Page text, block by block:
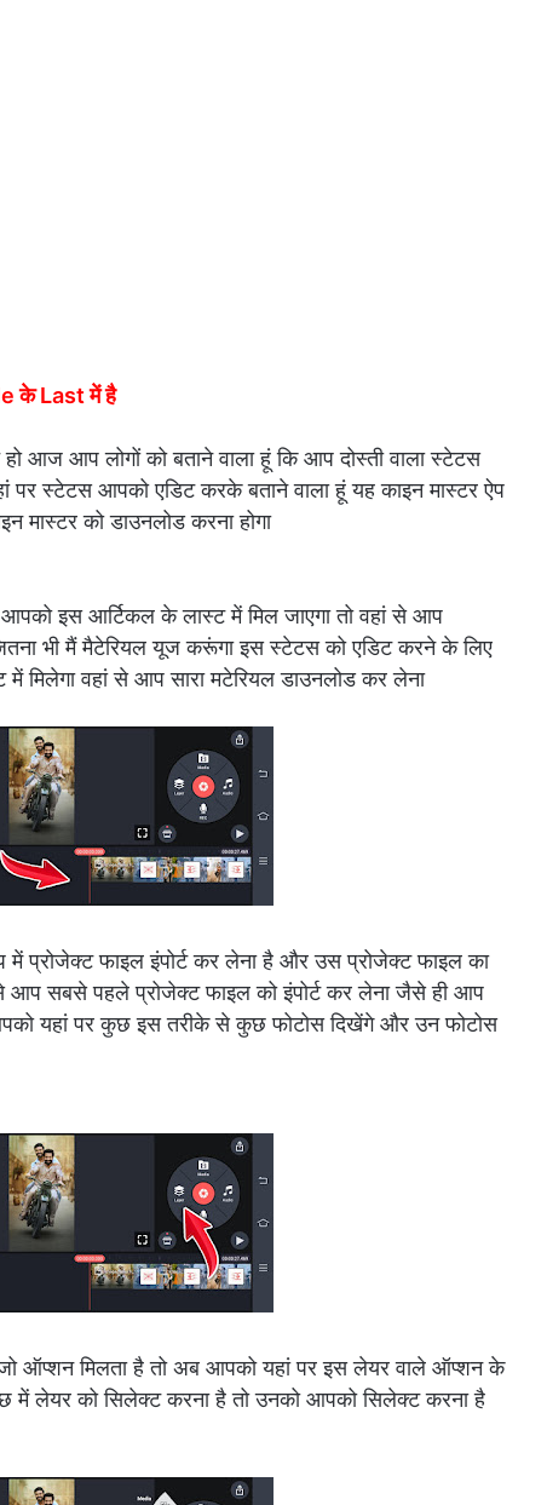
के Last में है
आज आप लोगों को बताने वाला हूं कि आप दोस्ती वाला स्टेटस
स्टेटस आपको एडिट करके बताने वाला हूं यह काइन मास्टर ऐप
को डाउनलोड करना होगा
इस आर्टिकल के लास्ट में मिल जाएगा तो वहां से आप
भी मैं मैटेरियल यूज करूंगा इस स्टेटस को एडिट करने के लिए
मिलेगा वहां से आप सारा मटेरियल डाउनलोड कर लेना
प्रोजेक्ट फाइल इंपोर्ट कर लेना है और उस प्रोजेक्ट फाइल का
आप सबसे पहले प्रोजेक्ट फाइल को इंपोर्ट कर लेना जैसे ही आप
यहां पर कुछ इस तरीके से कुछ फोटोस दिखेंगे और उन फोटोस
ऑप्शन मिलता है तो अब आपको यहां पर इस लेयर वाले ऑप्शन के
लेयर को सिलेक्ट करना है तो उनको आपको सिलेक्ट करना है